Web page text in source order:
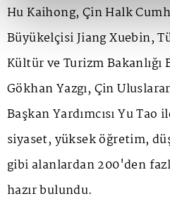
Hu Kaihong, Çin Halk
Büyükelçisi Jiang Xuebin,
Kültür ve Turizm Bakanlığı
Gökhan Yazgı, Çin
Başkan Yardımcısı Yu
siyaset, yüksek öğretim,
gibi alanlardan 200'den
hazır bulundu.